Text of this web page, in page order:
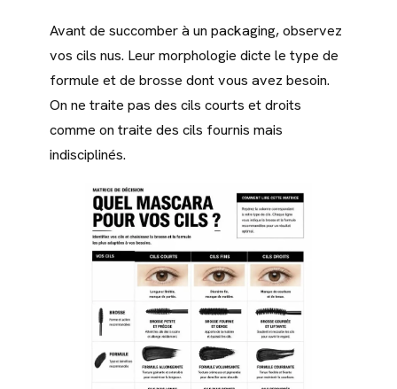
Avant de succomber à un packaging, observez
vos cils nus. Leur morphologie dicte le type de
formule et de brosse dont vous avez besoin.
On ne traite pas des cils courts et droits
comme on traite des cils fournis mais
indisciplinés.